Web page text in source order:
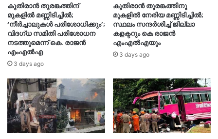
കുതിരാൻ തുരങ്കത്തിന്
മുകളിൽ മണ്ണിടിച്ചിൽ;
‘നീർച്ചാലുകൾ പരിശോധിക്കും’;
വിദഗ്ധ സമിതി പരിശോധന
നടത്തുമെന്ന് കെ. രാജൻ
എംഎൽഎ
3 days ago
കുതിരാന്‍ തുരങ്കത്തിനു
മുകളില്‍ നേരിയ മണ്ണിടിച്ചില്‍;
സ്ഥലം സന്ദര്‍ശിച്ച് ജില്ലാ
കളക്ടറും കെ രാജന്‍
എംഎല്‍എയും
3 days ago